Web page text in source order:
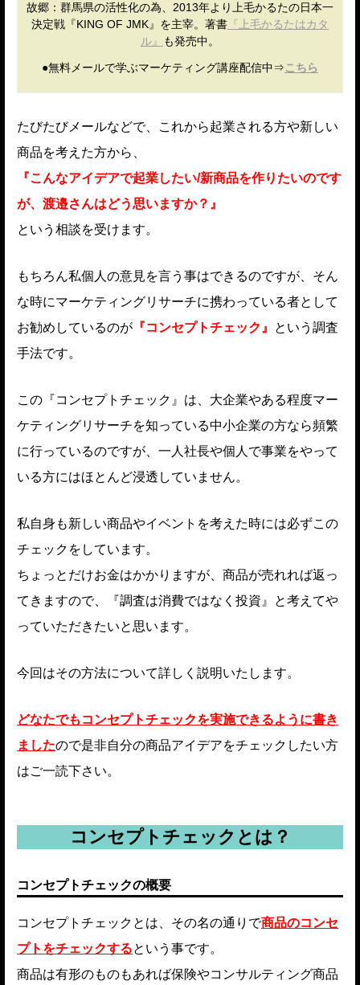
故郷：群馬県の活性化の為、2013年より上毛かるたの日本一
決定戦『KING OF JMK』を主宰。著書 『上毛かるたはカタ
ル』
も発売中。
●無料メールで学ぶマーケティング講座配信中⇒こちら
たびたびメールなどで、これから起業される方や新しい
商品を考えた方から、
『こんなアイデアで起業したい/新商品を作りたいのです
が、渡邉さんはどう思いますか？』
という相談を受けます。
もちろん私個人の意見を言う事はできるのですが、そん
な時にマーケティングリサーチに携わっている者として
お勧めしているのが 『コンセプトチェック』
という調査
手法です。
この『コンセプトチェック』は、大企業やある程度マー
ケティングリサーチを知っている中小企業の方なら頻繁
に行っているのですが、一人社長や個人で事業をやって
いる方にはほとんど浸透していません。
私自身も新しい商品やイベントを考えた時には必ずこの
チェックをしています。
ちょっとだけお金はかかりますが、商品が売れれば返っ
てきますので、『調査は消費ではなく投資』と考えてや
っていただきたいと思います。
今回はその方法について詳しく説明いたします。
どなたでもコンセプトチェックを実施できるように書き
ましたので是非自分の商品アイデアをチェックしたい方
はご一読下さい。
コンセプトチェックとは？
コンセプトチェックの概要
コンセプトチェックとは、その名の通りで商品のコンセ
プトをチェックするという事です。
商品は有形のものもあれば保険やコンサルティング商品